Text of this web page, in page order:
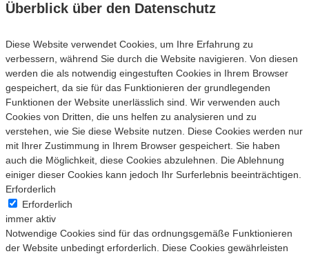
Überblick über den Datenschutz
Diese Website verwendet Cookies, um Ihre Erfahrung zu
verbessern, während Sie durch die Website navigieren. Von diesen
werden die als notwendig eingestuften Cookies in Ihrem Browser
gespeichert, da sie für das Funktionieren der grundlegenden
Funktionen der Website unerlässlich sind. Wir verwenden auch
Cookies von Dritten, die uns helfen zu analysieren und zu
verstehen, wie Sie diese Website nutzen. Diese Cookies werden nur
mit Ihrer Zustimmung in Ihrem Browser gespeichert. Sie haben
auch die Möglichkeit, diese Cookies abzulehnen. Die Ablehnung
einiger dieser Cookies kann jedoch Ihr Surferlebnis beeinträchtigen.
Erforderlich
Erforderlich
immer aktiv
Notwendige Cookies sind für das ordnungsgemäße Funktionieren
der Website unbedingt erforderlich. Diese Cookies gewährleisten